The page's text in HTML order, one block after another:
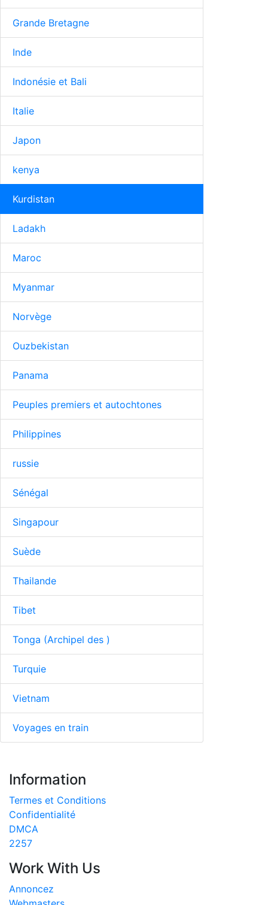
Grande Bretagne
Inde
Indonésie et Bali
Italie
Japon
kenya
Kurdistan
Ladakh
Maroc
Myanmar
Norvège
Ouzbekistan
Panama
Peuples premiers et autochtones
Philippines
russie
Sénégal
Singapour
Suède
Thailande
Tibet
Tonga (Archipel des )
Turquie
Vietnam
Voyages en train
Information
Termes et Conditions
Confidentialité
DMCA
2257
Work With Us
Annoncez